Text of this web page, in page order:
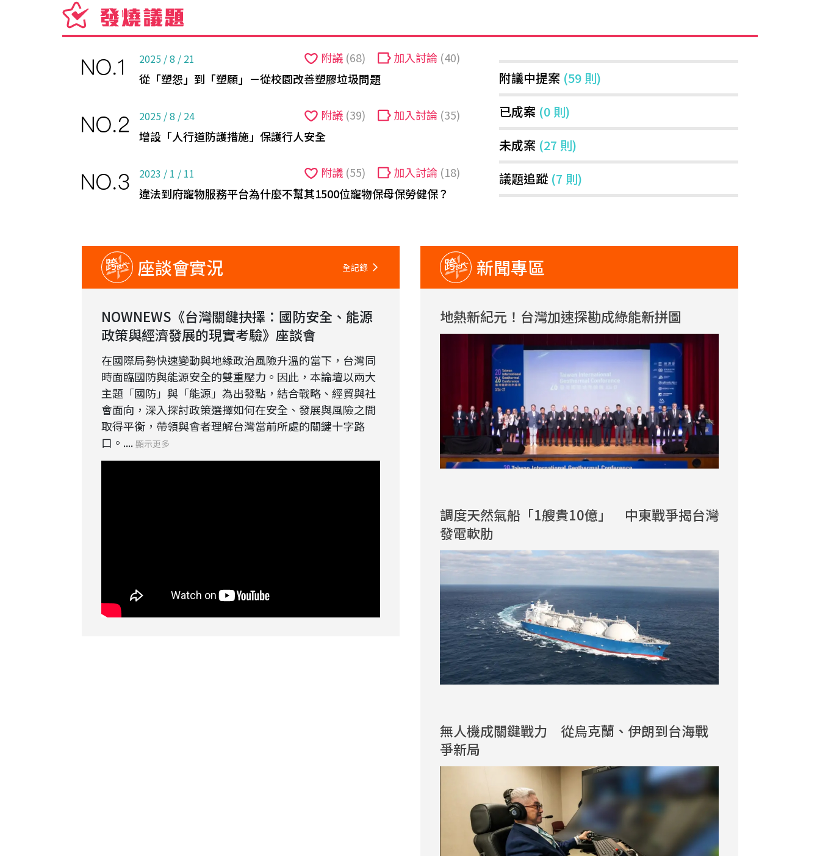
2025 / 8 / 21
從「塑怨」到「塑願」－從校園改善塑膠垃圾問題
附議 (68) 加入討論 (40)
2025 / 8 / 24
增設「人行道防護措施」保護行人安全
附議 (39) 加入討論 (35)
2023 / 1 / 11
違法到府寵物服務平台為什麼不幫其1500位寵物保母保勞健保？
附議 (55) 加入討論 (18)
附議中提案 (59 則)
已成案 (0 則)
未成案 (27 則)
議題追蹤 (7 則)
座談會實況 全記錄 arrow_forward_ios
NOWNEWS《台灣關鍵抉擇：國防安全、能源
政策與經濟發展的現實考驗》座談會
在國際局勢快速變動與地緣政治風險升溫的當下，台灣同
時面臨國防與能源安全的雙重壓力。因此，本論壇以兩大
主題「國防」與「能源」為出發點，結合戰略、經貿與社
會面向，深入探討政策選擇如何在安全、發展與風險之間
取得平衡，帶領與會者理解台灣當前所處的關鍵十字路
口。.... 顯示更多
新聞專區
地熱新紀元！台灣加速探勘成綠能新拼圖
調度天然氣船「1艘貴10億」 中東戰爭揭台灣
發電軟肋
無人機成關鍵戰力 從烏克蘭、伊朗到台海戰
爭新局